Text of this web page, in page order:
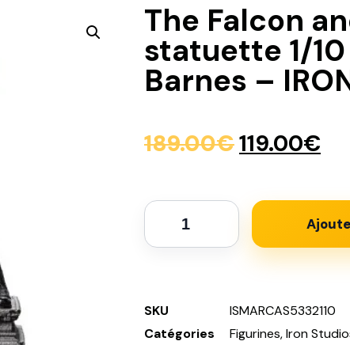
The Falcon
statuette 1/
Barnes –
189.00€119.00€
SKU
ISMARCAS5332110
Catégories
Figurines,Iron